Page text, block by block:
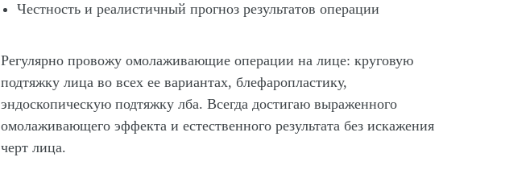
Честность и реалистичный прогноз результатов операции
Регулярно провожу омолаживающие операции на лице: круговую
подтяжку лица во всех ее вариантах, блефаропластику,
эндоскопическую подтяжку лба. Всегда достигаю выраженного
омолаживающего эффекта и естественного результата без искажения
черт лица.